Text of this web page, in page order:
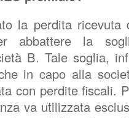
la perdita
abbattere la
B. Tale soglia,
in capo alla
con perdite fiscali.
va utilizzata